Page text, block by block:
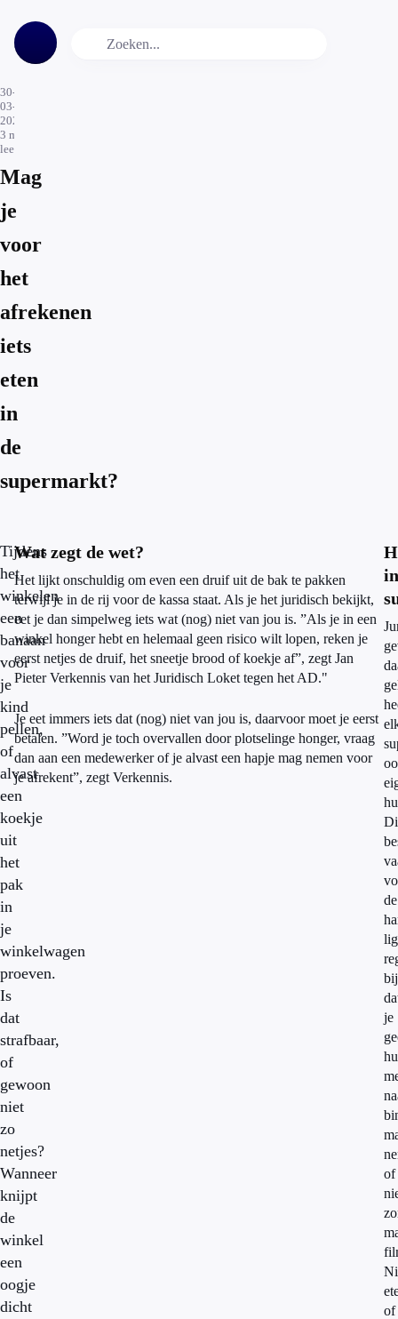
30-
03-
2024
3 min.
leestijd
Mag
je
voor
het
afrekenen
iets
eten
in
de
supermarkt?
Tijdens
het
winkelen
een
banaan
voor
je
kind
pellen,
of
alvast
een
koekje
uit
het
pak
in
je
winkelwagen
proeven.
Is
dat
strafbaar,
of
gewoon
niet
zo
netjes?
Wanneer
knijpt
de
winkel
een
oogje
dicht
Wat zegt de wet?
Het lijkt onschuldig om even een druif uit de bak te pakken
terwijl je in de rij voor de kassa staat. Als je het juridisch bekijkt,
eet je dan simpelweg iets wat (nog) niet van jou is. ”Als je in een
winkel honger hebt en helemaal geen risico wilt lopen, reken je
eerst netjes de druif, het sneetje brood of koekje af”, zegt Jan
Pieter Verkennis van het Juridisch Loket tegen het AD."
Je eet immers iets dat (nog) niet van jou is, daarvoor moet je eerst
betalen. ”Word je toch overvallen door plotselinge honger, vraag
dan aan een medewerker of je alvast een hapje mag nemen voor
je afrekent”, zegt Verkennis.
in
de
je
of
of